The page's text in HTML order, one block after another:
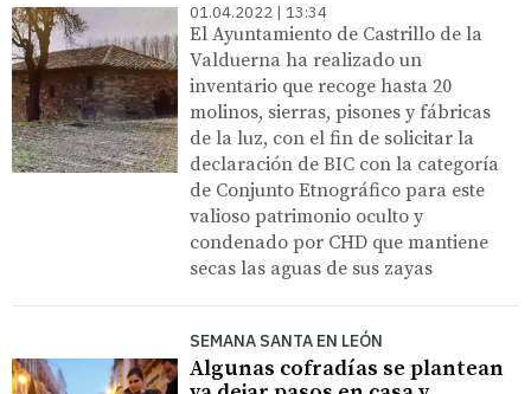
01.04.2022 | 13:34
El Ayuntamiento de Castrillo de la
Valduerna ha realizado un
inventario que recoge hasta 20
molinos, sierras, pisones y fábricas
de la luz, con el fin de solicitar la
declaración de BIC con la categoría
de Conjunto Etnográfico para este
valioso patrimonio oculto y
condenado por CHD que mantiene
secas las aguas de sus zayas
SEMANA SANTA EN LEÓN
Algunas cofradías se plantean